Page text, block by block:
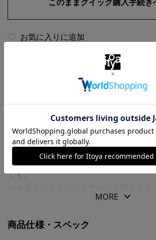
お気に入りに追加
返品・交換について
商品の特徴
７ ｄａｙｓ ｃａｒｄｓは、１週間毎
と１９８０年に作り始められたポストカ
です。
えてみませんか？
MORE
商品仕様・スペック